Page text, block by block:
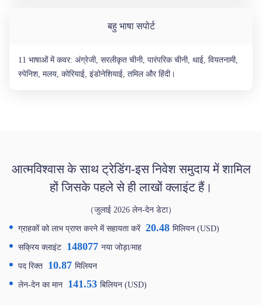
बहु भाषा सपोर्ट
11 भाषाओं में कवर: अंग्रेजी, सरलीकृत चीनी, पारंपरिक चीनी, थाई, वियतनामी,
स्पेनिश, मलय, कोरियाई, इंडोनेशियाई, तमिल और हिंदी।
आत्मविश्वास के साथ ट्रेडिंग-इस निवेश समुदाय में शामिल
हों जिसके पहले से ही लाखों क्लाइंट हैं।
（जुलाई 2026 लेन-देन डेटा）
ग्राहकों को लाभ प्राप्त करने में सहायता करें 20.48 मिलियन (USD)
सक्रिय क्लाइंट 148077 नया जोड़ा/माह
पद रिक्त 10.87 मिलियन
लेन-देन का मान 141.53 बिलियन (USD)